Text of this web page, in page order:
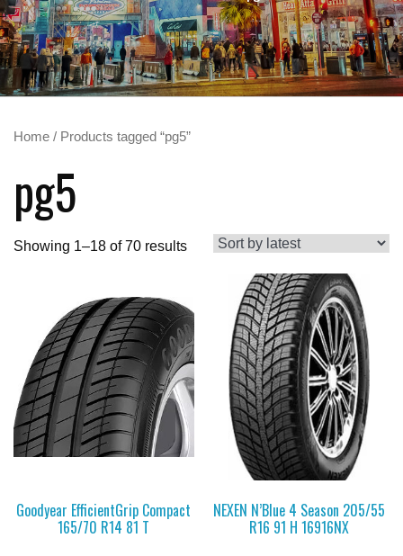
Home / Products tagged “pg5”
pg5
Showing 1–18 of 70 results
Goodyear EfficientGrip Compact
165/70 R14 81 T
NEXEN N’Blue 4 Season 205/55
R16 91 H 16916NX